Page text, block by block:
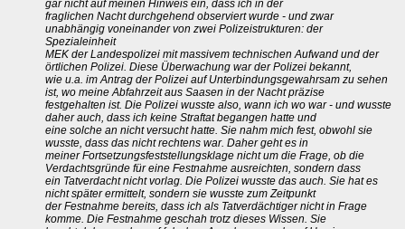
gar nicht auf meinen Hinweis ein, dass ich in der
fraglichen Nacht durchgehend observiert wurde - und zwar
unabhängig voneinander von zwei Polizeistrukturen: der
Spezialeinheit
MEK der Landespolizei mit massivem technischen Aufwand und der
örtlichen Polizei. Diese Überwachung war der Polizei bekannt,
wie u.a. im Antrag der Polizei auf Unterbindungsgewahrsam zu sehen
ist, wo meine Abfahrzeit aus Saasen in der Nacht präzise
festgehalten ist. Die Polizei wusste also, wann ich wo war - und wusste
daher auch, dass ich keine Straftat begangen hatte und
eine solche an nicht versucht hatte. Sie nahm mich fest, obwohl sie
wusste, dass das nicht rechtens war. Daher geht es in
meiner Fortsetzungsfeststellungsklage nicht um die Frage, ob die
Verdachtsgründe für eine Festnahme ausreichten, sondern dass
ein Tatverdacht nicht vorlag. Die Polizei wusste das auch. Sie hat es
nicht später ermittelt, sondern sie wusste zum Zeitpunkt
der Festnahme bereits, dass ich als Tatverdächtiger nicht in Frage
komme. Die Festnahme geschah trotz dieses Wissen. Sie